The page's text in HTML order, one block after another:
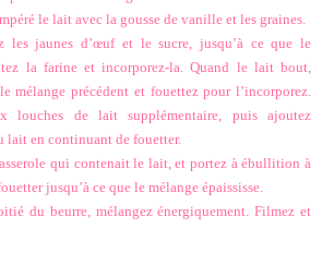
le lait avec la gousse de vanille et les graines.
les jaunes d’œuf et le sucre, jusqu’à ce que le
la farine et incorporez-la. Quand le lait bout,
mélange précédent et fouettez pour l’incorporez.
louches de lait supplémentaire, puis ajoutez
lait en continuant de fouetter.
qui contenait le lait, et portez à ébullition à
jusqu’à ce que le mélange épaississe.
du beurre, mélangez énergiquement. Filmez et